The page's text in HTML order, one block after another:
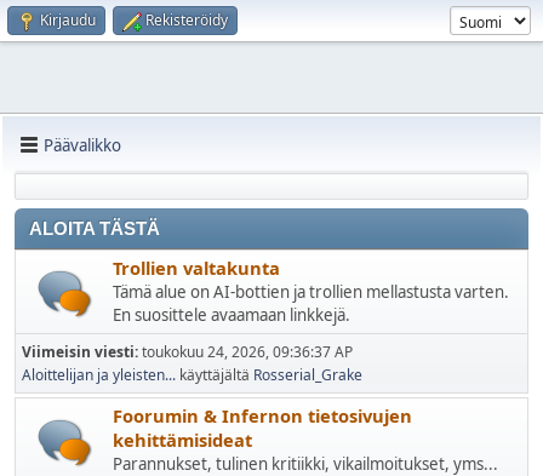
Kirjaudu Rekisteröidy
Päävalikko
ALOITA TÄSTÄ
Trollien valtakunta
Tämä alue on AI-bottien ja trollien mellastusta varten.
En suosittele avaamaan linkkejä.
Viimeisin viesti:toukokuu 24, 2026, 09:36:37 AP
Aloittelijan ja yleisten... käyttäjältä Rosserial_Grake
Foorumin & Infernon tietosivujen
kehittämisideat
Parannukset, tulinen kritiikki, vikailmoitukset, yms...